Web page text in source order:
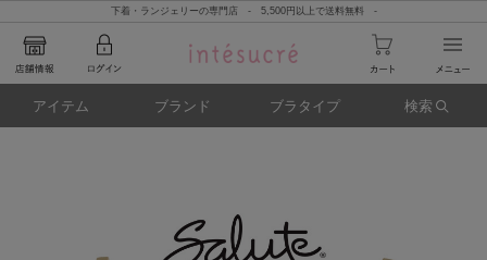
下着・ランジェリーの専門店 - 5,500円以上で送料無料 -
アイテム ブランド ブラタイプ 検索